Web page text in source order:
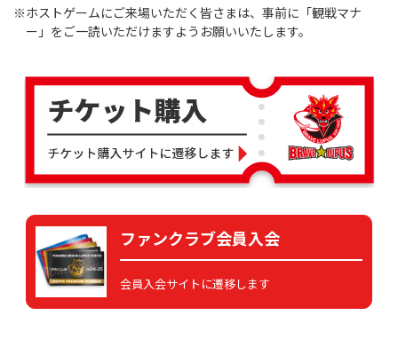
※ホストゲームにご来場いただく皆さまは、事前に「観戦マナ
ー」をご一読いただけますようお願いいたします。
ファンクラブ会員入会
会員入会サイトに遷移します